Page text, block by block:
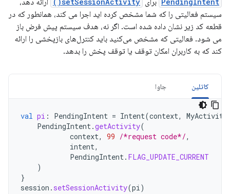
برای
ارائه دهد،
سیستم فعالیتی را که شما مشخص کرده اید اجرا می کند، همانطور که در
قطعه کد زیر نشان داده شده است. اگر نه، هدف سیستم پیش فرض باز
می شود. فعالیتی که مشخص می‌کنید باید کنترل‌های بازپخشی را ارائه
کند که به کاربران امکان توقف یا توقف پخش را بدهد.
کاتلین جاوا
val pi : PendingIntent = Intent(context, MyActivity
PendingIntent.getActivity(
context, 99 /*request code*/,
intent,
PendingIntent. FLAG_UPDATE_CURRENT
)
}
session . setSessionActivity(pi)